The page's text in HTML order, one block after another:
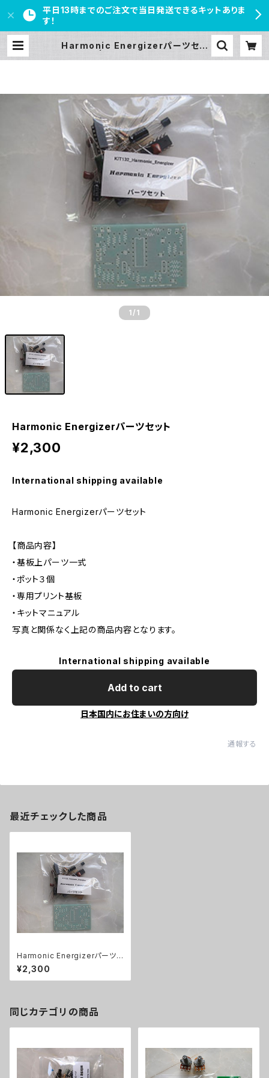
平日13時までのご注文で当日発送できるキットありま
す！
Harmonic Energizerパーツセッ
1 /1
Harmonic Energizerパーツセット
¥2,300
International shipping available
Harmonic Energizerパーツセット
【商品内容】
・基板上パーツ一式
・ポット３個
・専用プリント基板
・キットマニュアル
写真と関係なく上記の商品内容となります。
International shipping available
Add to cart
日本国内にお住まいの方向け
通報する
最近チェックした商品
Harmonic Energizerパーツセ
ット
¥2,300
同じカテゴリの商品